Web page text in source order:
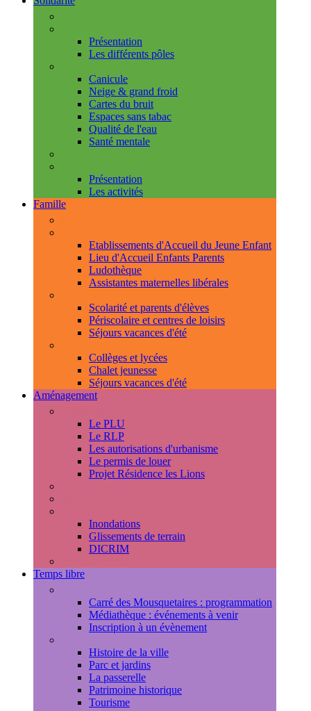
Présentation
Les différents pôles
Canicule
Neige & grand froid
Cartes du bruit
Espaces sans tabac
Qualité de l'eau
Santé mentale
Présentation
Les activités
Famille
Etablissements d'Accueil du Jeune Enfant
Lieu d'Accueil Enfants Parents
Ludothèque
Assistantes maternelles libérales
Scolarité et parents d'élèves
Périscolaire et centres de loisirs
Séjours vacances d'été
Collèges et lycées
Chalet jeunesse
Séjours vacances d'été
Aménagement
Le PLU
Le RLP
Les autorisations d'urbanisme
Le permis de louer
Projet Résidence les Lions
Inondations
Glissements de terrain
DICRIM
Temps libre
Carré des Mousquetaires : programmation
Médiathèque : événements à venir
Inscription à un évènement
Histoire de la ville
Parc et jardins
La passerelle
Patrimoine historique
Tourisme